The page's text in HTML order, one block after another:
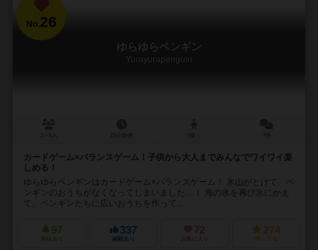
No.26
ゆらゆらペンギン
Yurayurapenguin
カードゲーム×バランスゲーム！子供から大人までみんなでワイワイ楽
しめる！
ゆらゆらペンギンはカードゲーム×バランスゲーム！ 氷山がとけて、ペ
ンギンのおうちがなくなってしまいました…！ 海の水を再び氷にかえ
て、ペンギンたちに広いおうちを作って...
97
興味あり
337
経験あり
72
お気に入り
274
持ってる